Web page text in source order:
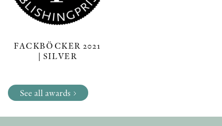
FACKBÖCKER 2021
| SILVER
See all awards